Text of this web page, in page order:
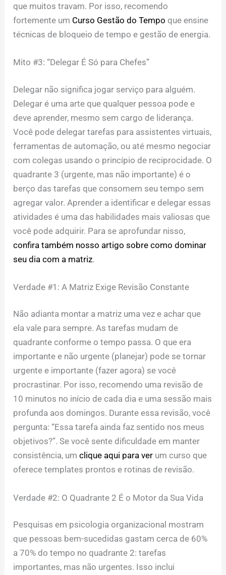
que muitos travam. Por isso, recomendo
fortemente um Curso Gestão do Tempo que ensine
técnicas de bloqueio de tempo e gestão de energia.
Mito #3: “Delegar É Só para Chefes”
Delegar não significa jogar serviço para alguém.
Delegar é uma arte que qualquer pessoa pode e
deve aprender, mesmo sem cargo de liderança.
Você pode delegar tarefas para assistentes virtuais,
ferramentas de automação, ou até mesmo negociar
com colegas usando o princípio de reciprocidade. O
quadrante 3 (urgente, mas não importante) é o
berço das tarefas que consomem seu tempo sem
agregar valor. Aprender a identificar e delegar essas
atividades é uma das habilidades mais valiosas que
você pode adquirir. Para se aprofundar nisso,
confira também nosso artigo sobre como dominar
seu dia com a matriz.
Verdade #1: A Matriz Exige Revisão Constante
Não adianta montar a matriz uma vez e achar que
ela vale para sempre. As tarefas mudam de
quadrante conforme o tempo passa. O que era
importante e não urgente (planejar) pode se tornar
urgente e importante (fazer agora) se você
procrastinar. Por isso, recomendo uma revisão de
10 minutos no início de cada dia e uma sessão mais
profunda aos domingos. Durante essa revisão, você
pergunta: “Essa tarefa ainda faz sentido nos meus
objetivos?”. Se você sente dificuldade em manter
consistência, umclique aqui para ver um curso que
oferece templates prontos e rotinas de revisão.
Verdade #2: O Quadrante 2 É o Motor da Sua Vida
Pesquisas em psicologia organizacional mostram
que pessoas bem-sucedidas gastam cerca de 60%
a 70% do tempo no quadrante 2: tarefas
importantes, mas não urgentes. Isso inclui